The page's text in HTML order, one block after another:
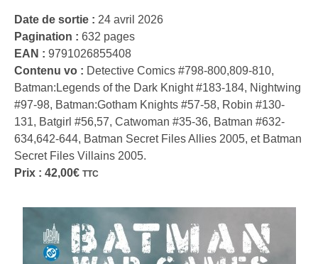
Date de sortie : 24 avril 2026
Pagination : 632 pages
EAN : 9791026855408
Contenu vo : Detective Comics #798-800,809-810,
Batman:Legends of the Dark Knight #183-184, Nightwing
#97-98, Batman:Gotham Knights #57-58, Robin #130-
131, Batgirl #56,57, Catwoman #35-36, Batman #632-
634,642-644, Batman Secret Files Allies 2005, et Batman
Secret Files Villains 2005.
Prix : 42,00€ TTC